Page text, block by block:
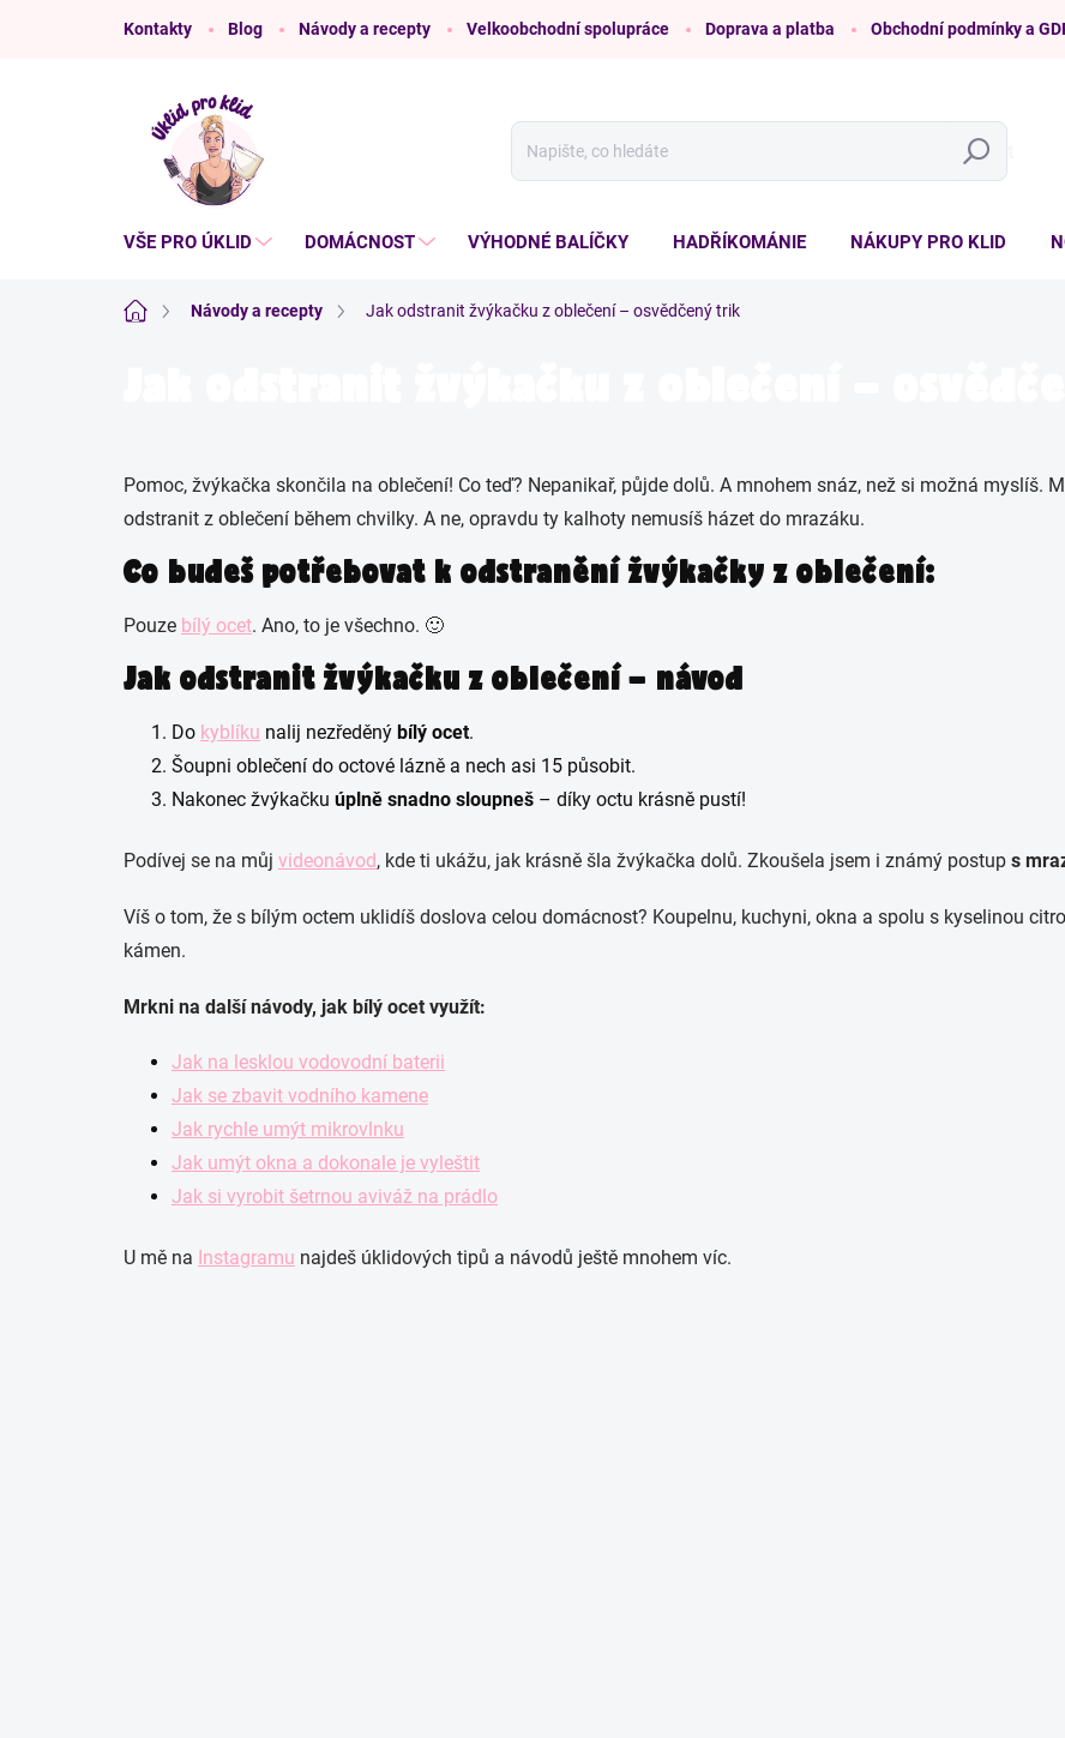
Kontakty Blog Návody a recepty Velkoobchodní spolupráce Doprava a platba Obchodní podmínky a
Hledat
VŠE PRO ÚKLID DOMÁCNOST VÝHODNÉ BALÍČKY HADŘÍKOMÁNIE NÁKUPY PRO KLID
Domů Návody a recepty Jak odstranit žvýkačku z oblečení – osvědčený trik
Pomoc, žvýkačka skončila na oblečení! Co teď? Nepanikař, půjde dolů. A mnohem snáz, než si možná myslíš.
odstranit z oblečení během chvilky. A ne, opravdu ty kalhoty nemusíš házet do mrazáku.
Co budeš potřebovat k odstranění žvýkačky z oblečení:
Pouze bílý ocet. Ano, to je všechno. 🙂
Jak odstranit žvýkačku z oblečení – návod
Do kyblíku nalij nezředěný bílý ocet.
Šoupni oblečení do octové lázně a nech asi 15 působit.
Nakonec žvýkačku úplně snadno sloupneš – díky octu krásně pustí!
Podívej se na můj videonávod, kde ti ukážu, jak krásně šla žvýkačka dolů. Zkoušela jsem i známý postup s
Víš o tom, že s bílým octem uklidíš doslova celou domácnost? Koupelnu, kuchyni, okna a spolu s kyselinou
kámen.
Mrkni na další návody, jak bílý ocet využít:
Jak na lesklou vodovodní baterii
Jak se zbavit vodního kamene
Jak rychle umýt mikrovlnku
Jak umýt okna a dokonale je vyleštit
Jak si vyrobit šetrnou aviváž na prádlo
U mě na Instagramu najdeš úklidových tipů a návodů ještě mnohem víc.